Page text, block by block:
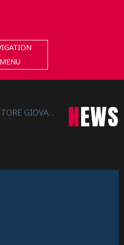
MENU
: FINAL FOUR TERZA FASE UNDER15, CALOLZIO IN FINALE ! NEWS